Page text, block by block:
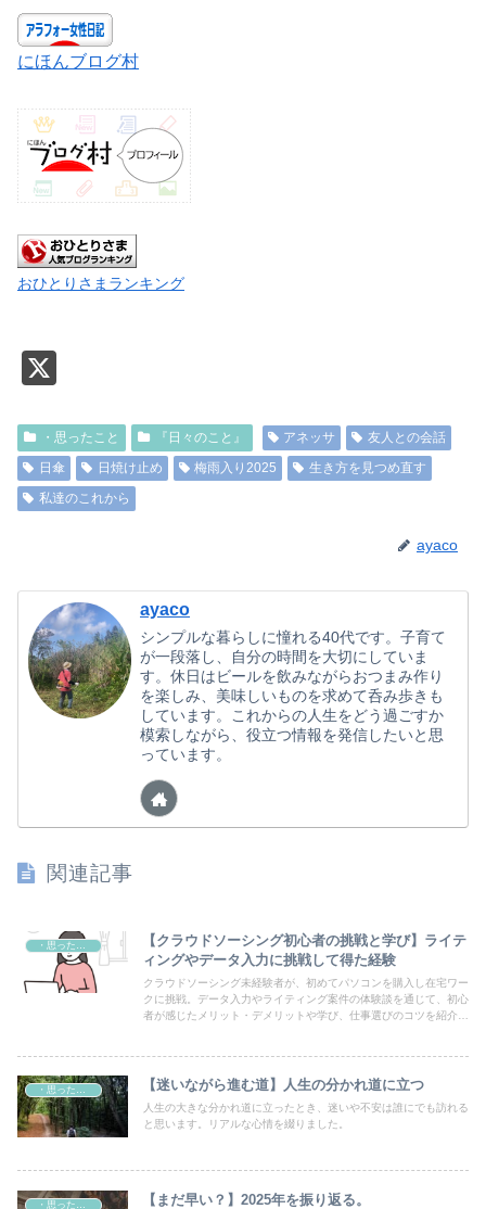
にほんブログ村
おひとりさまランキング
・思ったこと 『日々のこと』 アネッサ
友人との会話
日傘
日焼け止め 梅雨入り2025
生き方を見つめ直す
私達のこれから
ayaco
ayaco
シンプルな暮らしに憧れる40代です。子育て
が一段落し、自分の時間を大切にしていま
す。休日はビールを飲みながらおつまみ作り
を楽しみ、美味しいものを求めて呑み歩きも
しています。これからの人生をどう過ごすか
模索しながら、役立つ情報を発信したいと思
っています。
関連記事
・思ったこと
【クラウドソーシング初心者の挑戦と学び】ライテ
ィングやデータ入力に挑戦して得た経験
クラウドソーシング未経験者が、初めてパソコンを購入し在宅ワー
クに挑戦。データ入力やライティング案件の体験談を通じて、初心
者が感じたメリット・デメリットや学び、仕事選びのコツを紹介し
・思ったこと 【迷いながら進む道】人生の分かれ道に立つ
人生の大きな分かれ道に立ったとき、迷いや不安は誰にでも訪れる
と思います。リアルな心情を綴りました。
【まだ早い？】2025年を振り返る。